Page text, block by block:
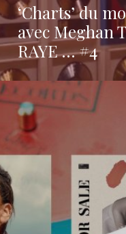
‘Charts’ du
avec Meghan
RAYE … #4